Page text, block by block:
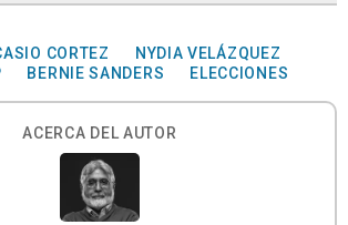
CORTEZ
NYDIA VELÁZQUEZ
BERNIE SANDERS ELECCIONES
ACERCA DEL AUTOR